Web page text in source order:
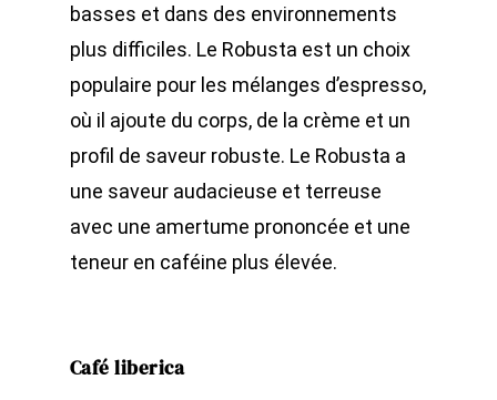
basses et dans des environnements
plus difficiles. Le Robusta est un choix
populaire pour les mélanges d’espresso,
où il ajoute du corps, de la crème et un
profil de saveur robuste. Le Robusta a
une saveur audacieuse et terreuse
avec une amertume prononcée et une
teneur en caféine plus élevée.
Café liberica